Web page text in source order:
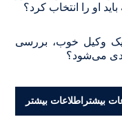
او را انتخاب کرد؟
یک وکیل خوب، بررسی
می‌شود؟
بیشتر اطلاعات بیشتر